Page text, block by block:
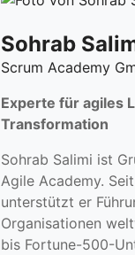
Sohrab
Scrum Academy
Experte für agiles
Transformation
Sohrab Salimi ist
Agile Academy.
unterstützt er
Organisationen
bis Fortune-500-